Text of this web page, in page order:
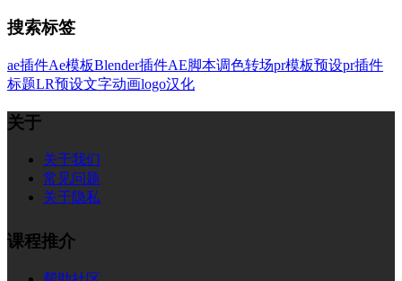
搜索标签
ae插件Ae模板Blender插件AE脚本调色转场pr模板预设pr插件
标题LR预设文字动画logo汉化
关于
关于我们
常见问题
关于隐私
课程推介